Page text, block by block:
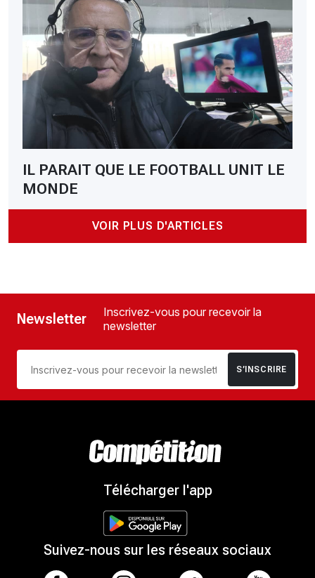
IL PARAIT QUE LE FOOTBALL UNIT LE
MONDE
VOIR PLUS D'ARTICLES
Newsletter
Inscrivez-vous pour recevoir la
newsletter
S’INSCRIRE
Télécharger l'app
Suivez-nous sur les réseaux sociaux